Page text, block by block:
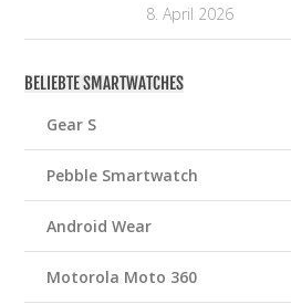
8. April 2026
BELIEBTE SMARTWATCHES
Gear S
Pebble Smartwatch
Android Wear
Motorola Moto 360